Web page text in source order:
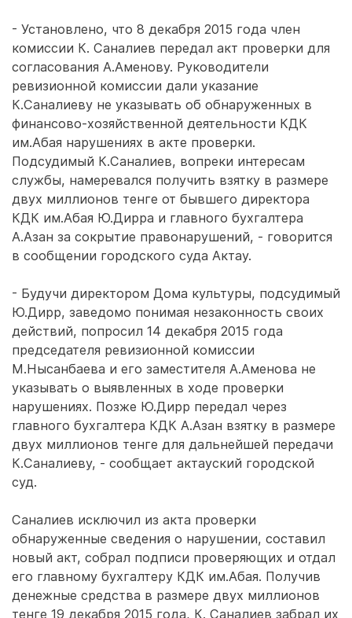
- Установлено, что 8 декабря 2015 года член
комиссии К. Саналиев передал акт проверки для
согласования А.Аменову. Руководители
ревизионной комиссии дали указание
К.Саналиеву не указывать об обнаруженных в
финансово-хозяйственной деятельности КДК
им.Абая нарушениях в акте проверки.
Подсудимый К.Саналиев, вопреки интересам
службы, намеревался получить взятку в размере
двух миллионов тенге от бывшего директора
КДК им.Абая Ю.Дирра и главного бухгалтера
А.Азан за сокрытие правонарушений, - говорится
в сообщении городского суда Актау.
- Будучи директором Дома культуры, подсудимый
Ю.Дирр, заведомо понимая незаконность своих
действий, попросил 14 декабря 2015 года
председателя ревизионной комиссии
М.Нысанбаева и его заместителя А.Аменова не
указывать о выявленных в ходе проверки
нарушениях. Позже Ю.Дирр передал через
главного бухгалтера КДК А.Азан взятку в размере
двух миллионов тенге для дальнейшей передачи
К.Саналиеву, - сообщает актауский городской
суд.
Саналиев исключил из акта проверки
обнаруженные сведения о нарушении, составил
новый акт, собрал подписи проверяющих и отдал
его главному бухгалтеру КДК им.Абая. Получив
денежные средства в размере двух миллионов
тенге 19 декабря 2015 года, К. Саналиев забрал их